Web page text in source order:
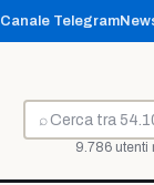
Canale Telegram
⌕
Cerca
9.786 utenti